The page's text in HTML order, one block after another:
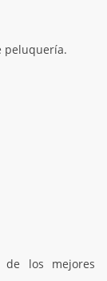
peluquería.
los mejores